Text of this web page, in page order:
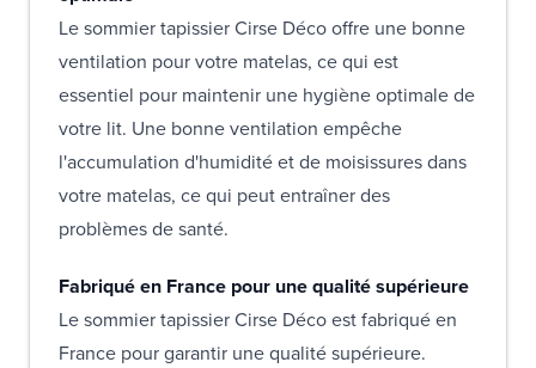
Le sommier tapissier Cirse Déco offre une bonne
ventilation pour votre matelas, ce qui est
essentiel pour maintenir une hygiène optimale de
votre lit. Une bonne ventilation empêche
l'accumulation d'humidité et de moisissures dans
votre matelas, ce qui peut entraîner des
problèmes de santé.
Fabriqué en France pour une qualité supérieure
Le sommier tapissier Cirse Déco est fabriqué en
France pour garantir une qualité supérieure.